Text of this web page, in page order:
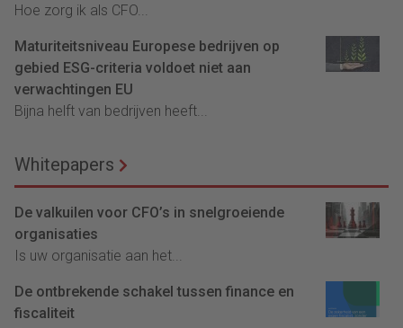
Hoe zorg ik als CFO...
Maturiteitsniveau Europese bedrijven op
gebied ESG-criteria voldoet niet aan
verwachtingen EU
Bijna helft van bedrijven heeft...
Whitepapers
De valkuilen voor CFO’s in snelgroeiende
organisaties
Is uw organisatie aan het...
De ontbrekende schakel tussen finance en
fiscaliteit